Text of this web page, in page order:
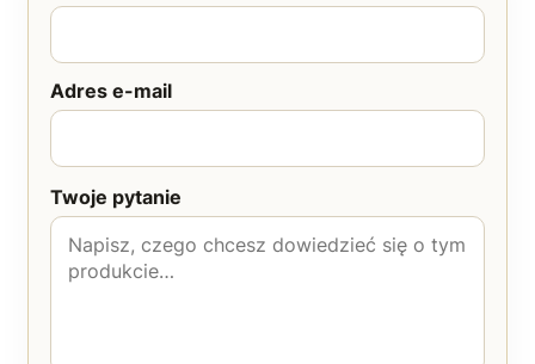
Adres e-mail
Twoje pytanie